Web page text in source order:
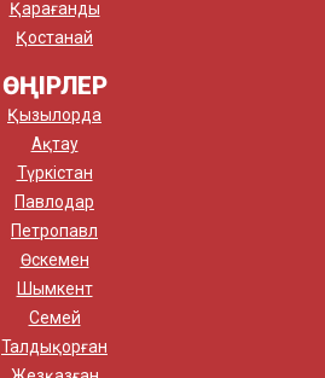
Қарағанды
Қостанай
ӨҢІРЛЕР
Қызылорда
Ақтау
Түркістан
Павлодар
Петропавл
Өскемен
Шымкент
Семей
Талдықорған